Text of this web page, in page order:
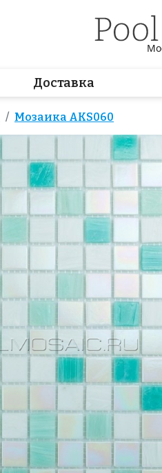
Доставка
Мозаика AKS060